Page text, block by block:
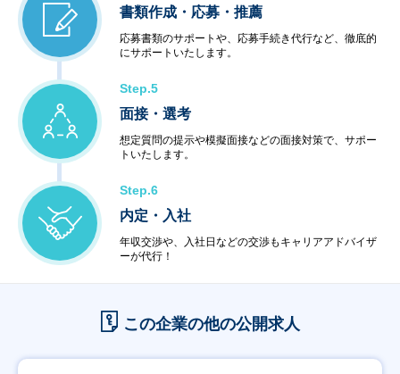
書類作成・応募・推薦
応募書類のサポートや、応募手続き代行など、徹底的
にサポートいたします。
Step.5
面接・選考
想定質問の提示や模擬面接などの面接対策で、サポー
トいたします。
Step.6
内定・入社
年収交渉や、入社日などの交渉もキャリアアドバイザ
ーが代行！
この企業の他の公開求人